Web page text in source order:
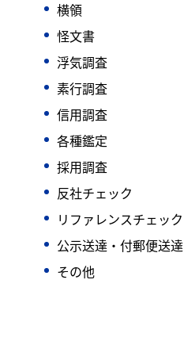
横領
怪文書
浮気調査
素行調査
信用調査
各種鑑定
採用調査
反社チェック
リファレンスチェック
公示送達・付郵便送達
その他